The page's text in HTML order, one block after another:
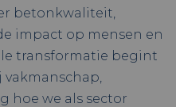
betonkwaliteit,
impact op mensen en
transformatie begint
hoe we als sector